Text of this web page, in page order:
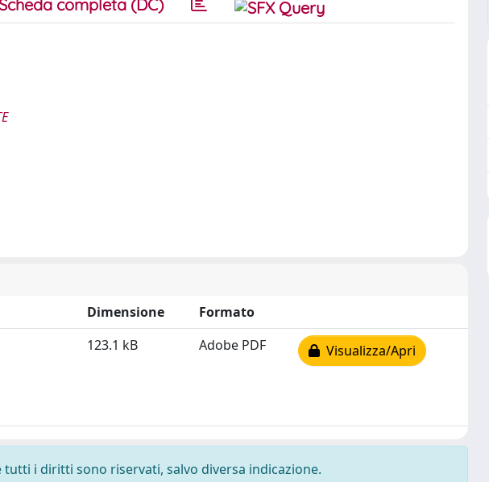
completa (DC)
Dimensione
Formato
123.1 kB Adobe PDF Visualizza/Apri
i diritti sono riservati, salvo diversa indicazione.